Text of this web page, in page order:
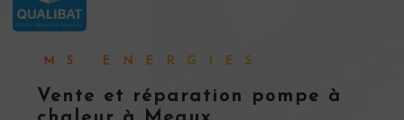
MS ENERGIES
vente et réparation pompe à